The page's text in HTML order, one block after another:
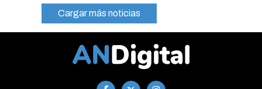
Cargar más noticias